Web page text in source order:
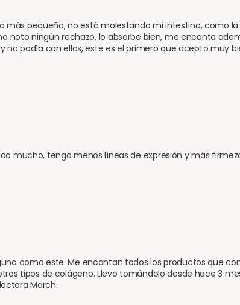
más pequeña, no está molestando mi intestino, como
noto ningún rechazo, lo absorbe bien, me encanta
podía con ellos, este es el primero que acepto muy
mucho, tengo menos líneas de expresión y más
como este. Me encantan todos los productos que
tipos de colágeno. Llevo tomándolo desde hace 3
March.